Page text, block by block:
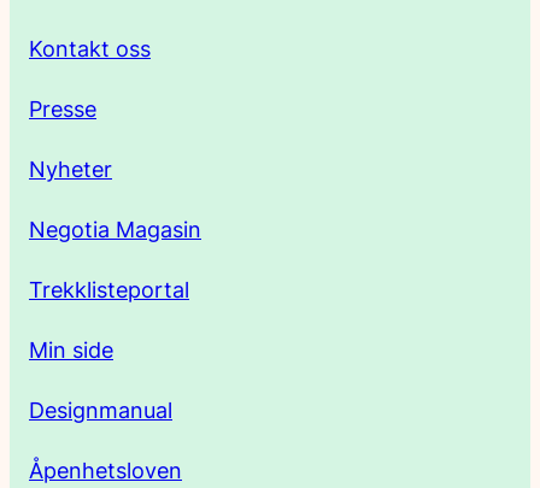
Kontakt oss
Presse
Nyheter
Negotia Magasin
Trekklisteportal
Min side
Designmanual
Åpenhetsloven